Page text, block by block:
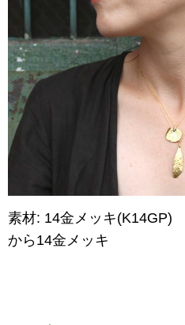
素材: 14金メッキ(K14GP)
から14金メッキ